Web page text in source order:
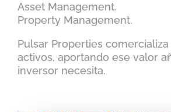
Asset Management.
Property Management.
Pulsar Properties
activos, aportando ese valor
inversor necesita.